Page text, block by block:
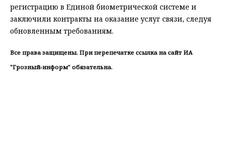
регистрацию в Единой биометрической системе и
заключили контракты на оказание услуг связи, следуя
обновленным требованиям.
Все права защищены. При перепечатке ссылка на сайт ИА
"Грозный-информ" обязательна.